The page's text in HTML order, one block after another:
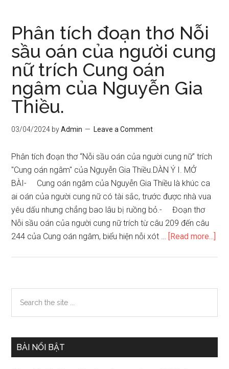
Phân tích đoạn thơ Nỗi
sầu oán của người cung
nữ trích Cung oán
ngâm của Nguyễn Gia
Thiều.
03/04/2024 byAdmin Leave a Comment
Phân tích đoạn thơ “Nỗi sầu oán của người cung nữ” trích
"Cung oán ngâm" của Nguyễn Gia Thiều.DÀN Ý I. MỞ
BÀI- Cung oán ngâm của Nguyễn Gia Thiều là khúc ca
ai oán của người cung nữ có tài sắc, trước được nhà vua
yêu dấu nhưng chẳng bao lâu bị ruồng bỏ.- Đoạn thơ
Nỗi sầu oán của người cung nữ trích từ câu 209 đến câu
244 của Cung oán ngâm, biểu hiện nỗi xót … [Read more...]
thơ
sầu
Primary
Sidebar
the
BÀI NỔI BẬT